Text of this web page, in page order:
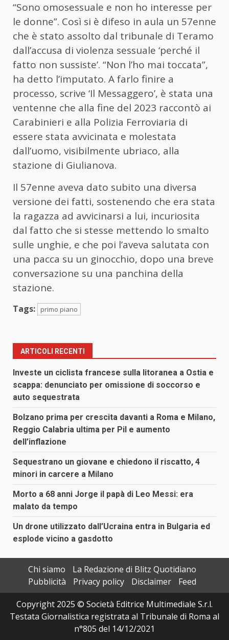
“Sono omosessuale e non ho interesse per
le donne”. Così si è difeso in aula un 57enne
che è stato assolto dal tribunale di Teramo
dall’accusa di violenza sessuale ‘perché il
fatto non sussiste’. “Non l’ho mai toccata”,
ha detto l’imputato. A farlo finire a
processo, scrive ‘Il Messaggero’, è stata una
ventenne che alla fine del 2023 raccontò ai
Carabinieri e alla Polizia Ferroviaria di
essere stata avvicinata e molestata
dall’uomo, visibilmente ubriaco, alla
stazione di Giulianova.
Il 57enne aveva dato subito una diversa
versione dei fatti, sostenendo che era stata
la ragazza ad avvicinarsi a lui, incuriosita
dal fatto che si stesse mettendo lo smalto
sulle unghie, e che poi l’aveva salutata con
una pacca su un ginocchio, dopo una breve
conversazione su una panchina della
stazione.
Tags: primo piano
ARTICOLI RECENTI
Investe un ciclista francese sulla litoranea a Ostia e
scappa: denunciato per omissione di soccorso e
auto sequestrata
Bolzano prima per crescita davanti a Roma e Milano,
Reggio Calabria ultima per Pil e aumento
dell’inflazione
Sequestrano un giovane e chiedono il riscatto, 4
minori in carcere a Milano
Morto a 68 anni Jorge il papà di Leo Messi: era
malato da tempo
Un drone utilizzato dall’Ucraina entra in Bulgaria ed
esplode vicino a gasdotto
Chi siamo
La Redazione di Blitz Quotidiano
Pubblicità
Privacy policy Disclaimer
Feed
Copyright 2025 © Società Editrice Multimediale S.r.l.
Testata Giornalistica registrata al Tribunale di Roma al
n°805 del 14/12/2021